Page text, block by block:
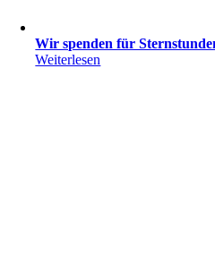
Wir spenden für
Weiterlesen